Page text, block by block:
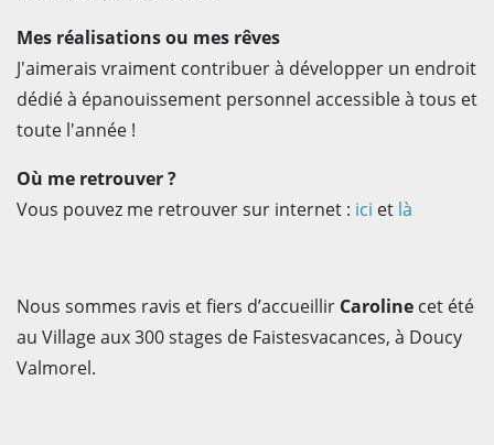
Mes réalisations ou mes rêves
J'aimerais vraiment contribuer à développer un endroit
dédié à épanouissement personnel accessible à tous et
toute l'année !
Où me retrouver ?
Vous pouvez me retrouver sur internet : ici et là
Nous sommes ravis et fiers d’accueillir Caroline cet été
au Village aux 300 stages de Faistesvacances, à Doucy
Valmorel.